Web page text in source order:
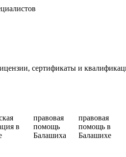
сертификаты и
в
правовая
помощь
Балашиха
правовая
помощь в
Балашихе